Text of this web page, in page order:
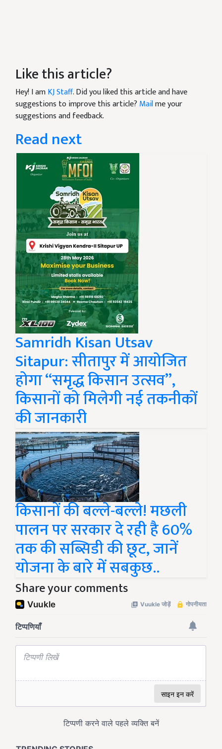
Like this article?
Hey! I amKJ Staff. Did you liked this article and have
suggestions to improve this article? Mailme your
suggestions and feedback.
Read next
Samridh Kisan Utsav
Sitapur: सीतापुर में आयोजित
होगा “समृद्ध किसान उत्सव”,
किसानों को मिलेगी नई तकनीकों
की जानकारी
किसानों की बल्ले-बल्ले! मछली
पालन पर सरकार दे रही है 60%
तक की सब्सिडी की छूट, जानें
योजना के बारे में सबकुछ..
Share your comments